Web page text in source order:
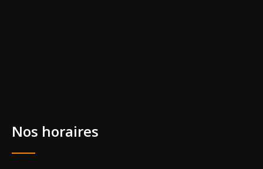
Nos horaires